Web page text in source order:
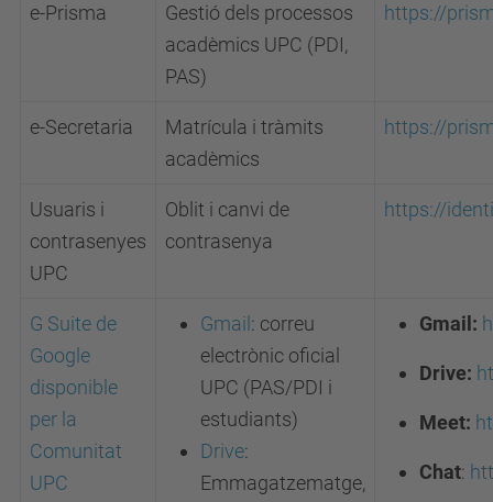
e-Prisma
Gestió dels processos
acadèmics UPC (PDI,
PAS)
https://
e-Secretaria
Matrícula i tràmits
acadèmics
https://
Usuaris i
contrasenyes
UPC
Oblit i canvi de
contrasenya
https://
G Suite de
Google
disponible
per la
Comunitat
UPC
Gmail : correu
electrònic oficial
UPC (PAS/PDI i
estudiants)
Drive:
Emmagatzematge,
Gmail:
Drive:
Meet:
Chat: